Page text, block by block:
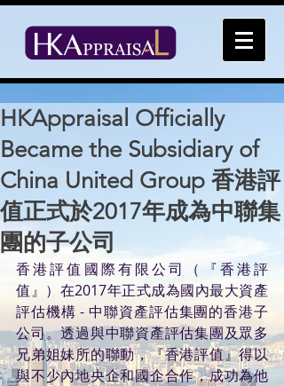
HKAppraisal Officially
Became the Subsidiary of
China United Group 香港評
值正式於2017年成為中聯集
團的子公司
香港評值國際有限公司（『香港評
值』）在2017年正式成為國內最大資產
評估機構 - 中聯資產評估集團的香港子
公司。透過與中聯資產評估集團及眾多
兄弟姐妹所的聯動，『香港評值』得以
與不少內地央企和國企合作，成功為他